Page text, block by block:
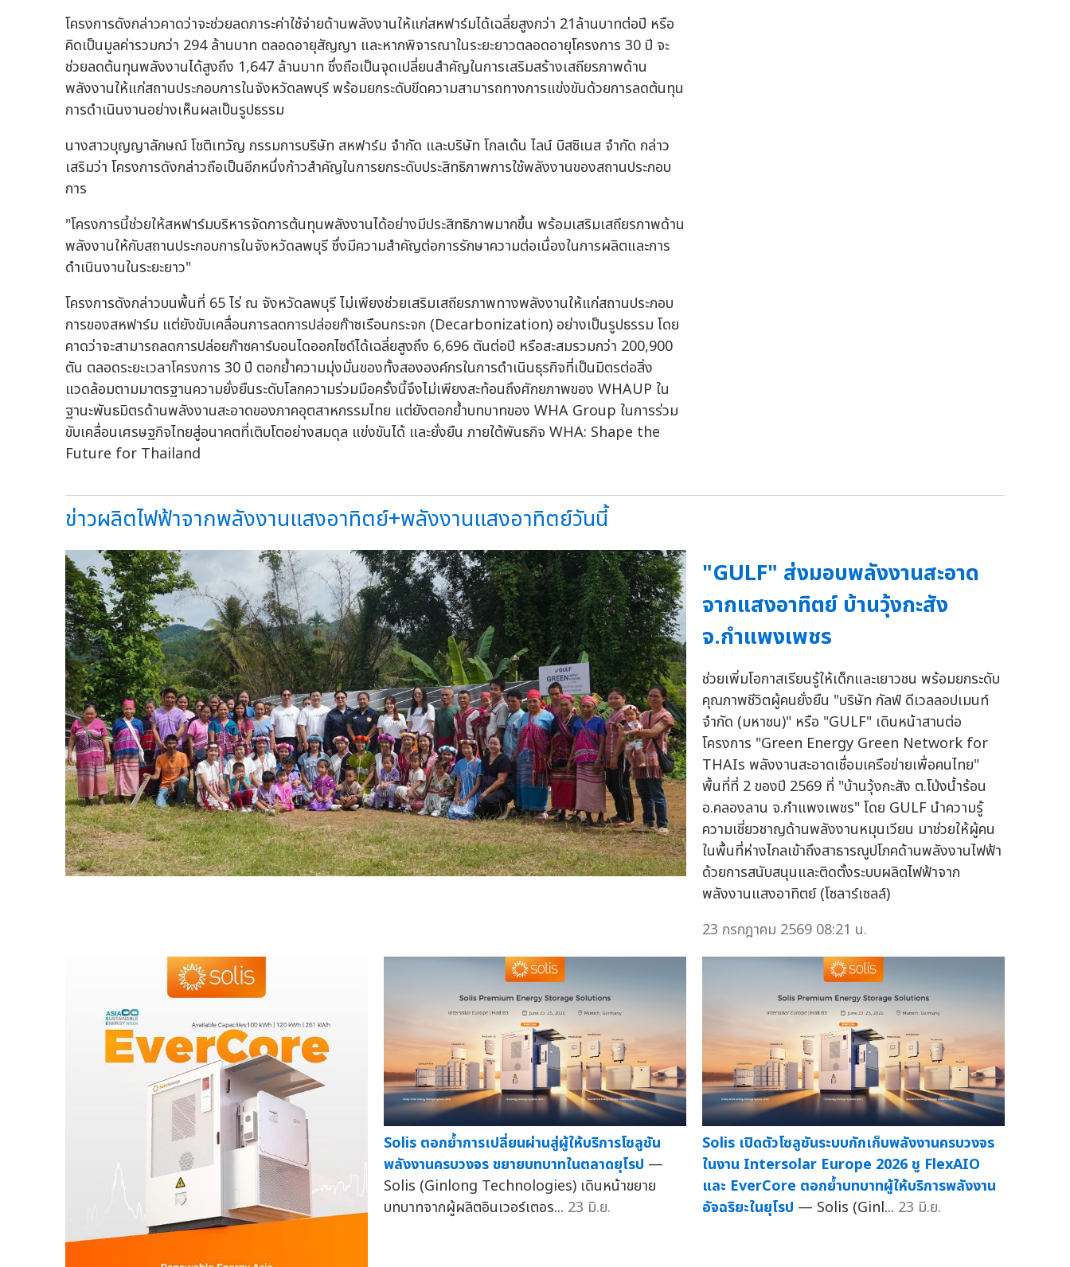
โครงการดังกล่าวคาดว่าจะช่วยลดภาระค่าใช้จ่ายด้านพลังงานให้แก่สหฟาร์มได้เฉลี่ยสูงกว่า 21ล้านบาทต่อปี หรือ
คิดเป็นมูลค่ารวมกว่า 294 ล้านบาท ตลอดอายุสัญญา และหากพิจารณาในระยะยาวตลอดอายุโครงการ 30 ปี จะ
ช่วยลดต้นทุนพลังงานได้สูงถึง 1,647 ล้านบาท ซึ่งถือเป็นจุดเปลี่ยนสำคัญในการเสริมสร้างเสถียรภาพด้าน
พลังงานให้แก่สถานประกอบการในจังหวัดลพบุรี พร้อมยกระดับขีดความสามารถทางการแข่งขันด้วยการลดต้นทุน
การดำเนินงานอย่างเห็นผลเป็นรูปธรรม
นางสาวบุญญาลักษณ์ โชติเทวัญ กรรมการบริษัท สหฟาร์ม จำกัด และบริษัท โกลเด้น ไลน์ บิสซิเนส จำกัด กล่าว
เสริมว่า โครงการดังกล่าวถือเป็นอีกหนึ่งก้าวสำคัญในการยกระดับประสิทธิภาพการใช้พลังงานของสถานประกอบ
การ
"โครงการนี้ช่วยให้สหฟาร์มบริหารจัดการต้นทุนพลังงานได้อย่างมีประสิทธิภาพมากขึ้น พร้อมเสริมเสถียรภาพด้าน
พลังงานให้กับสถานประกอบการในจังหวัดลพบุรี ซึ่งมีความสำคัญต่อการรักษาความต่อเนื่องในการผลิตและการ
ดำเนินงานในระยะยาว"
โครงการดังกล่าวบนพื้นที่ 65 ไร่ ณ จังหวัดลพบุรี ไม่เพียงช่วยเสริมเสถียรภาพทางพลังงานให้แก่สถานประกอบ
การของสหฟาร์ม แต่ยังขับเคลื่อนการลดการปล่อยก๊าซเรือนกระจก (Decarbonization) อย่างเป็นรูปธรรม โดย
คาดว่าจะสามารถลดการปล่อยก๊าซคาร์บอนไดออกไซด์ได้เฉลี่ยสูงถึง 6,696 ตันต่อปี หรือสะสมรวมกว่า 200,900
ตัน ตลอดระยะเวลาโครงการ 30 ปี ตอกย้ำความมุ่งมั่นของทั้งสององค์กรในการดำเนินธุรกิจที่เป็นมิตรต่อสิ่ง
แวดล้อมตามมาตรฐานความยั่งยืนระดับโลกความร่วมมือครั้งนี้จึงไม่เพียงสะท้อนถึงศักยภาพของ WHAUP ใน
ฐานะพันธมิตรด้านพลังงานสะอาดของภาคอุตสาหกรรมไทย แต่ยังตอกย้ำบทบาทของ WHA Group ในการร่วม
ขับเคลื่อนเศรษฐกิจไทยสู่อนาคตที่เติบโตอย่างสมดุล แข่งขันได้ และยั่งยืน ภายใต้พันธกิจ WHA: Shape the
Future for Thailand
ข่าวผลิตไฟฟ้าจากพลังงานแสงอาทิตย์+พลังงานแสงอาทิตย์วันนี้
"GULF" ส่งมอบพลังงานสะอาด
จากแสงอาทิตย์ บ้านวุ้งกะสัง
จ.กำแพงเพชร
ช่วยเพิ่มโอกาสเรียนรู้ให้เด็กและเยาวชน พร้อมยกระดับ
คุณภาพชีวิตผู้คนยั่งยืน "บริษัท กัลฟ์ ดีเวลลอปเมนท์
จำกัด (มหาชน)" หรือ "GULF" เดินหน้าสานต่อ
โครงการ "Green Energy Green Network for
THAIs พลังงานสะอาดเชื่อมเครือข่ายเพื่อคนไทย"
พื้นที่ที่ 2 ของปี 2569 ที่ "บ้านวุ้งกะสัง ต.โป่งน้ำร้อน
อ.คลองลาน จ.กำแพงเพชร" โดย GULF นำความรู้
ความเชี่ยวชาญด้านพลังงานหมุนเวียน มาช่วยให้ผู้คน
ในพื้นที่ห่างไกลเข้าถึงสาธารณูปโภคด้านพลังงานไฟฟ้า
ด้วยการสนับสนุนและติดตั้งระบบผลิตไฟฟ้าจาก
พลังงานแสงอาทิตย์ (โซลาร์เซลล์)
23 กรกฎาคม 2569 08:21 น.
Solis ตอกย้ำการเปลี่ยนผ่านสู่ผู้ให้บริการโซลูชัน
พลังงานครบวงจร ขยายบทบาทในตลาดยุโรป —
Solis (Ginlong Technologies) เดินหน้าขยาย
บทบาทจากผู้ผลิตอินเวอร์เตอร... 23 มิ.ย.
Solis เปิดตัวโซลูชันระบบกักเก็บพลังงานครบวงจร
ในงาน Intersolar Europe 2026 ชู FlexAIO
และ EverCore ตอกย้ำบทบาทผู้ให้บริการพลังงาน
อัจฉริยะในยุโรป — Solis (Ginl... 23 มิ.ย.